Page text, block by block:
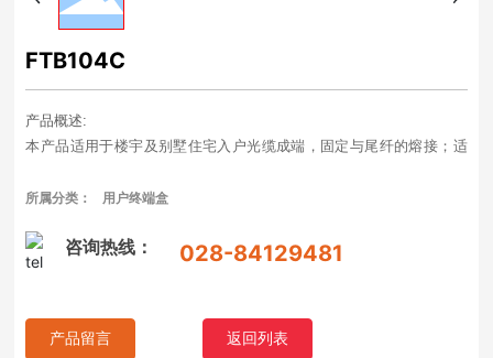
FTB104C
产品概述:
本产品适用于楼宇及别墅住宅入户光缆成端，固定与尾纤的熔接；适
理。
体积小,重量轻,外形美观；
安装在平面体上,具有机槭保护功能；
设计翻转盘芯,盘纤空间增大,熔接区和配线区分区更明显,减少了线路
交叉
所属分类： 用户终端盒
咨询热线： 028-84129481
产品留言 返回列表